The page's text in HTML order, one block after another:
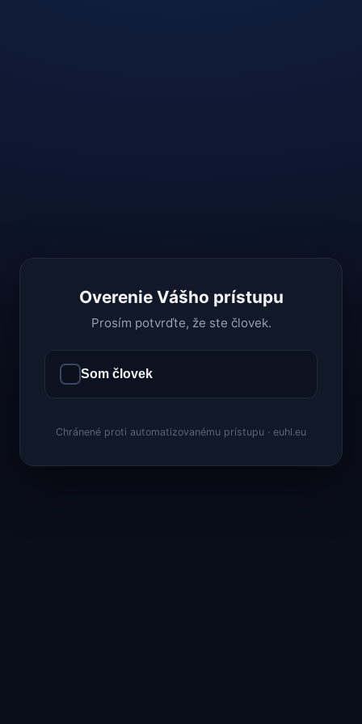
Overenie Vášho prístupu
Prosím potvrďte, že ste človek.
Som človek
Chránené proti automatizovanému prístupu · euhl.eu